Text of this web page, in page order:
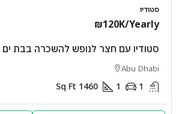
סטודיו
₪120K/Yearly
סטודיו עם חצר לנופש להשכרה בבת ים
Abu Dhabi
1
1
1460
Sq Ft